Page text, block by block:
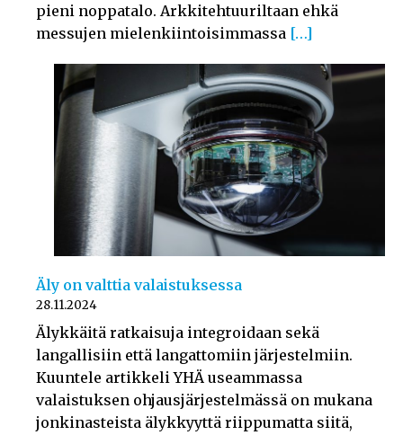
pieni noppatalo. Arkkitehtuuriltaan ehkä
messujen mielenkiintoisimmassa […]
Äly on valttia valaistuksessa
28.11.2024
Älykkäitä ratkaisuja integroidaan sekä
langallisiin että langattomiin järjestelmiin.
Kuuntele artikkeli YHÄ useammassa
valaistuksen ohjausjärjestelmässä on mukana
jonkinasteista älykkyyttä riippumatta siitä,